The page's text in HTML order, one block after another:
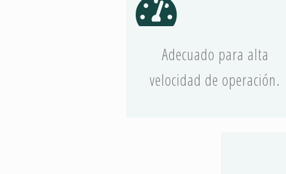
Adecuado para alta
velocidad de operación.